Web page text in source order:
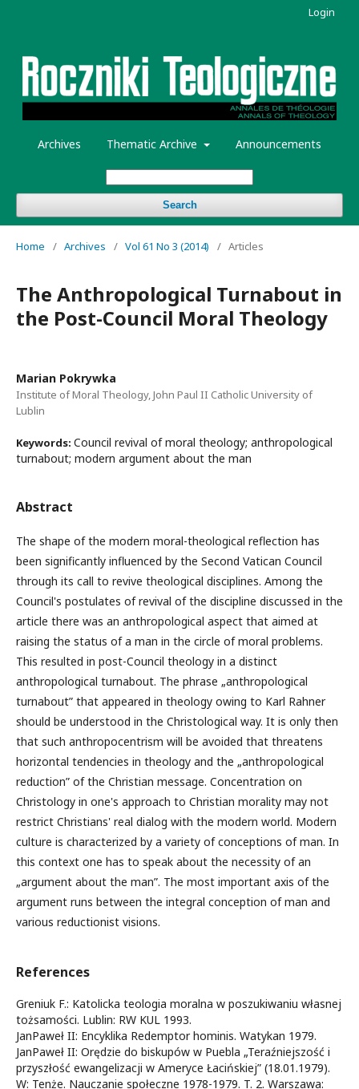
Archives Thematic Archive Announcements
Search
Login
Home / Archives / Vol 61 No 3 (2014) / Articles
The Anthropological Turnabout in
the Post-Council Moral Theology
Marian Pokrywka
Institute of Moral Theology, John Paul II Catholic University of
Lublin
Keywords: Council revival of moral theology; anthropological
turnabout; modern argument about the man
Abstract
The shape of the modern moral-theological reflection has
been significantly influenced by the Second Vatican Council
through its call to revive theological disciplines. Among the
Council's postulates of revival of the discipline discussed in the
article there was an anthropological aspect that aimed at
raising the status of a man in the circle of moral problems.
This resulted in post-Council theology in a distinct
anthropological turnabout. The phrase „anthropological
turnabout” that appeared in theology owing to Karl Rahner
should be understood in the Christological way. It is only then
that such anthropocentrism will be avoided that threatens
horizontal tendencies in theology and the „anthropological
reduction” of the Christian message. Concentration on
Christology in one's approach to Christian morality may not
restrict Christians' real dialog with the modern world. Modern
culture is characterized by a variety of conceptions of man. In
this context one has to speak about the necessity of an
„argument about the man”. The most important axis of the
argument runs between the integral conception of man and
various reductionist visions.
References
Greniuk F.: Katolicka teologia moralna w poszukiwaniu własnej
tożsamości. Lublin: RW KUL 1993.
JanPaweł II: Encyklika Redemptor hominis. Watykan 1979.
JanPaweł II: Orędzie do biskupów w Puebla „Teraźniejszość i
przyszłość ewangelizacji w Ameryce Łacińskiej” (18.01.1979).
W: Tenże. Nauczanie społeczne 1978-1979. T. 2. Warszawa: